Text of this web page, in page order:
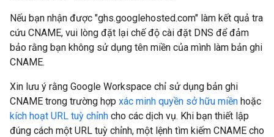
Nếu bạn nhận được "ghs.googlehosted.com" làm kết quả tra
cứu CNAME, vui lòng đặt lại chế độ cài đặt DNS để đảm
bảo rằng bạn không sử dụng tên miền của mình làm bản ghi
CNAME.
Xin lưu ý rằng Google Workspace chỉ sử dụng bản ghi
CNAME trong trường hợp xác minh quyền sở hữu miền hoặc
kích hoạt URL tuỳ chỉnh cho các dịch vụ. Khi bạn thiết lập
đúng cách một URL tuỳ chỉnh, một lệnh tìm kiếm CNAME cho